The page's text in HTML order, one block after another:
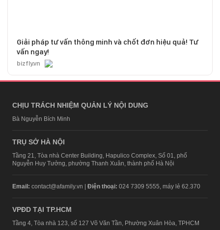
Giải pháp tư vấn thông minh và chốt đơn hiệu quả! Tư
vấn ngay!
bizfly.vn
CHỊU TRÁCH NHIỆM QUẢN LÝ NỘI DUNG
Bà Nguyễn Bích Minh
TRỤ SỞ HÀ NỘI
Tầng 21, Tòa nhà Center Building, Hapulico Complex, Số 01, phố
Nguyễn Huy Tưởng, phường Thanh Xuân, thành phố Hà Nội
Email: contact@afamily.vn | Điện thoại: 024 7309 5555, máy lẻ 62.370
VPĐD TẠI TP.HCM
Tầng 4, Tòa nhà 123, số 127 Võ Văn Tần, Phường Xuân Hòa, TPHCM